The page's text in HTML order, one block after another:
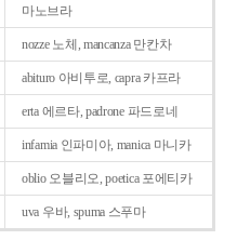
마노브라
nozze 노체, mancanza 만칸차
abituro 아비투로, capra 카프라
erta 에르타, padrone 파드로네
infamia 인파미아, manica 마니카
oblio 오블리오, poetica 포에티카
uva 우바, spuma 스푸마